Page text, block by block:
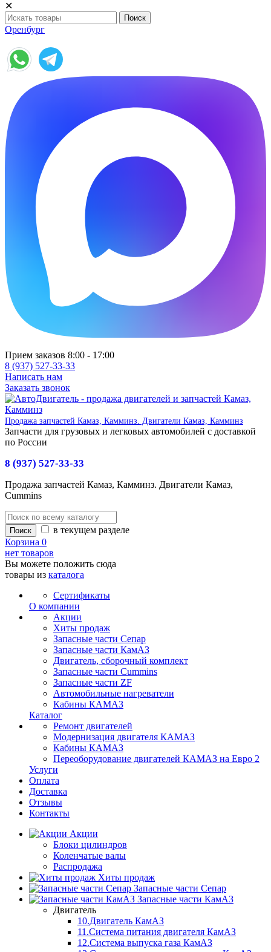
✕
Оренбург
Прием заказов 8:00 - 17:00
8 (937) 527-33-33
Написать нам
Заказать звонок
Продажа запчастей Камаз, Камминз. Двигатели Камаз, Камминз
Запчасти для грузовых и легковых автомобилей с доставкой
по России
8 (937) 527-33-33
Продажа запчастей Камаз, Камминз. Двигатели Камаз,
Cummins
в текущем разделе
Корзина 0
нет товаров
Вы можете положить сюда
товары из каталога
Сертификаты
О компании
Акции
Хиты продаж
Запасные части Сепар
Запасные части КамАЗ
Двигатель, сборочный комплект
Запасные части Cummins
Запасные части ZF
Автомобильные нагреватели
Кабины КАМАЗ
Каталог
Ремонт двигателей
Модернизация двигателя КАМАЗ
Кабины КАМАЗ
Переоборудование двигателей КАМАЗ на Евро 2
Услуги
Оплата
Доставка
Отзывы
Контакты
Акции
Блоки цилиндров
Коленчатые валы
Распродажа
Хиты продаж
Запасные части Сепар
Запасные части КамАЗ
Двигатель
10.Двигатель КамАЗ
11.Система питания двигателя КамАЗ
12.Система выпуска газа КамАЗ